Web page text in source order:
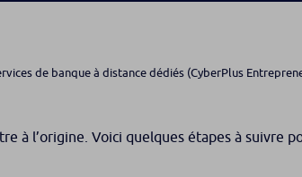
de banque à distance dédiés (CyberPlus
à l’origine. Voici quelques étapes à suivre